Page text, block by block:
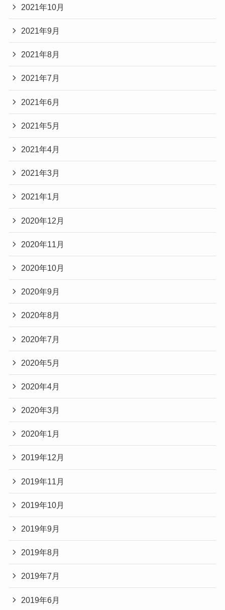
2021年10月
2021年9月
2021年8月
2021年7月
2021年6月
2021年5月
2021年4月
2021年3月
2021年1月
2020年12月
2020年11月
2020年10月
2020年9月
2020年8月
2020年7月
2020年5月
2020年4月
2020年3月
2020年1月
2019年12月
2019年11月
2019年10月
2019年9月
2019年8月
2019年7月
2019年6月